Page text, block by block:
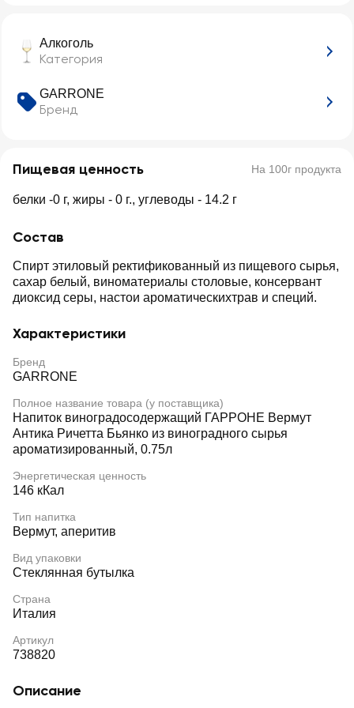
Алкоголь
Категория
GARRONE
Бренд
Пищевая ценность На 100г продукта
белки -0 г, жиры - 0 г., углеводы - 14.2 г
Состав
Спирт этиловый ректификованный из пищевого сырья,
сахар белый, виноматериалы столовые, консервант
диоксид серы, настои ароматическихтрав и специй.
Характеристики
Бренд
GARRONE
Полное название товара (у поставщика)
Напиток виноградосодержащий ГАРРОНЕ Вермут
Антика Ричетта Бьянко из виноградного сырья
ароматизированный, 0.75л
Энергетическая ценность
146 кКал
Тип напитка
Вермут, аперитив
Вид упаковки
Стеклянная бутылка
Страна
Италия
Артикул
738820
Описание